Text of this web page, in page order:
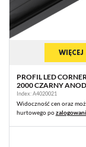
WIĘCEJ
PROFIL LED
2000 CZARNY
Index: A4020021
Widoczność cen oraz
hurtowego po